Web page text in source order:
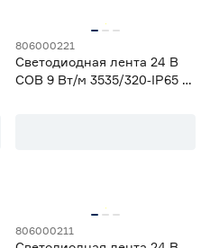
806000221
Светодиодная лента 24 В
COB 9 Вт/м 3535/320‑IP65 5
806000211